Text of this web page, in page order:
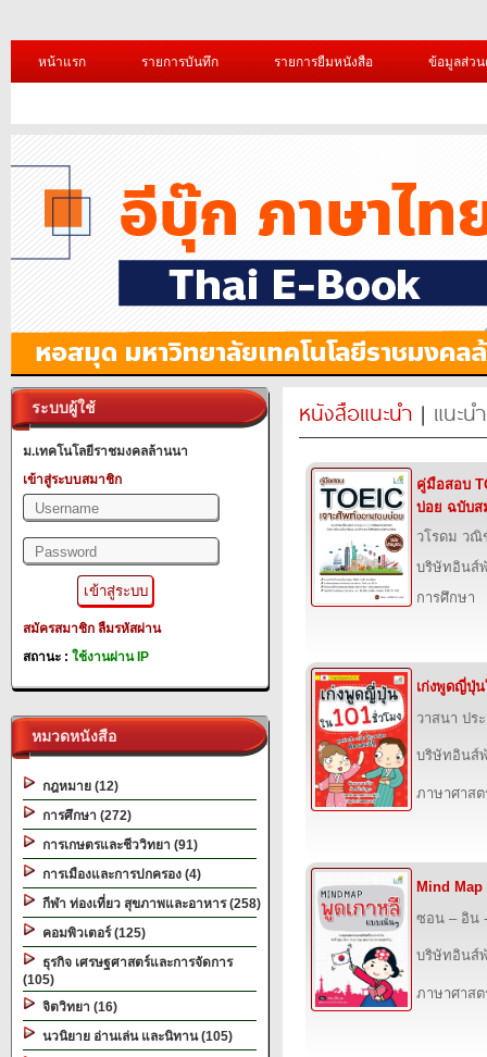
หน้าแรก รายการบันทึก รายการยืมหนังสือ ข้อมูลส่ว
ระบบผู้ใช้
ม.เทคโนโลยีราชมงคลล้านนา
เข้าสู่ระบบสมาชิก
สมัครสมาชิก ลืมรหัสผ่าน
สถานะ : ใช้งานผ่าน IP
หมวดหนังสือ
กฎหมาย (12)
การศึกษา (272)
การเกษตรและชีววิทยา (91)
การเมืองและการปกครอง (4)
กีฬา ท่องเที่ยว สุขภาพและอาหาร (258)
คอมพิวเตอร์ (125)
ธุรกิจ เศรษฐศาสตร์และการจัดการ
(105)
จิตวิทยา (16)
นวนิยาย อ่านเล่น และนิทาน (105)
หนังสือแนะนำ | แนะน
คู่มือสอบ
บ่อย ฉบับ
วโรดม วณิ
บริษัทอินส์
การศึกษา
เก่งพูดญี่ปุ่
วาสนา ปร
บริษัทอินส์
ภาษาศาสต
Mind
ซอน – อิน
บริษัทอินส์
ภาษาศาสต